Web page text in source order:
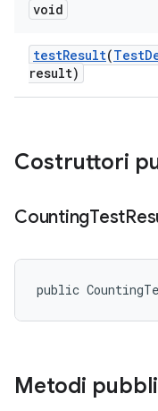
void
testResult(Test
result)
Costruttori
CountingTest
public
Metodi